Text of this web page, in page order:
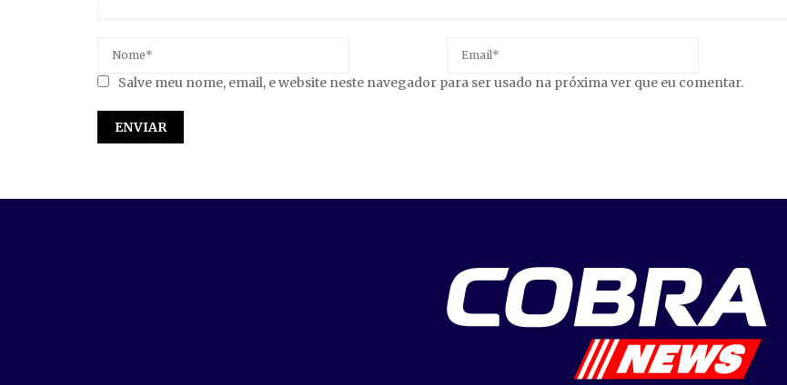
Salve meu nome, email, e website neste navegador para ser usado na próxima ver que eu comentar.